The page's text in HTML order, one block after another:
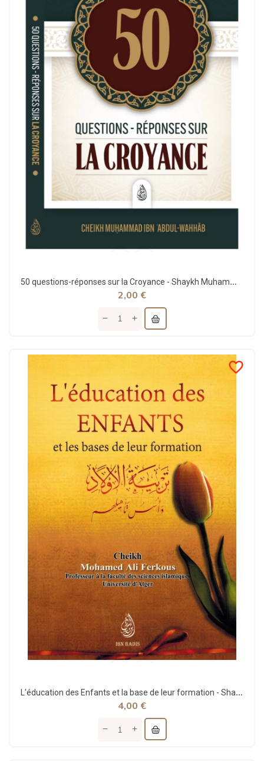
50 questions-réponses sur la Croyance - Shaykh Muhammad Ibn Abdul-Wahhâb - Ibn Badis
2,00 €
favorite_border
L'éducation des Enfants et la base de leur formation - Shaykh Ferkous - Ibn Badis
4,00 €